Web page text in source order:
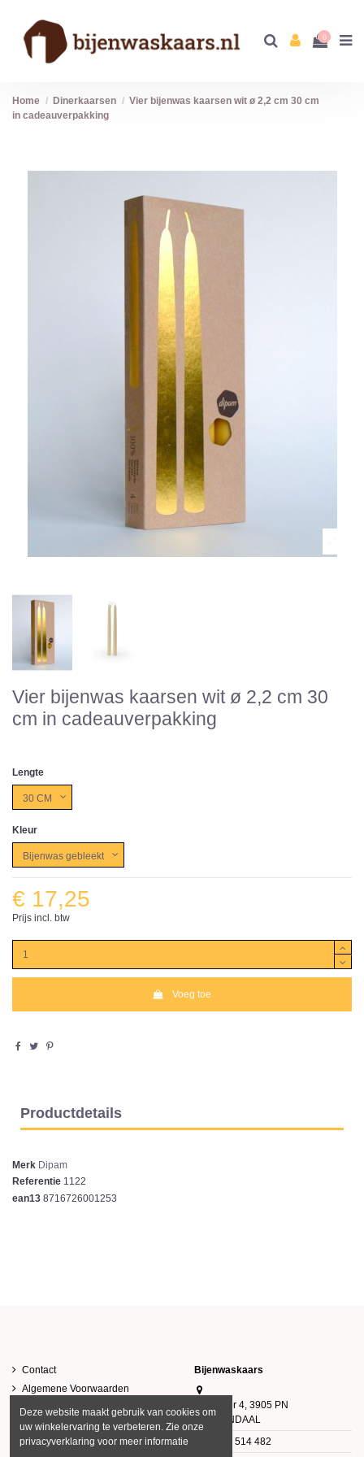
0
Home Dinerkaarsen
Vier bijenwas kaarsen wit ø 2,2 cm 30 cm
in cadeauverpakking
Vier bijenwas kaarsen wit ø 2,2 cm 30
cm in cadeauverpakking
Lengte
Kleur
€ 17,25
Prijs incl. btw
Voeg toe
Productdetails
Merk Dipam
Referentie 1122
ean13 8716726001253
Contact
Algemene Voorwaarden
Privacy Verklaring
Bijenwaskaars
Klovenier 4, 3905 PN
VEENENDAAL
0343 514 482
Deze website maakt gebruik van cookies om
uw winkelervaring te verbeteren. Zie onze
privacyverklaring voor meer informatie